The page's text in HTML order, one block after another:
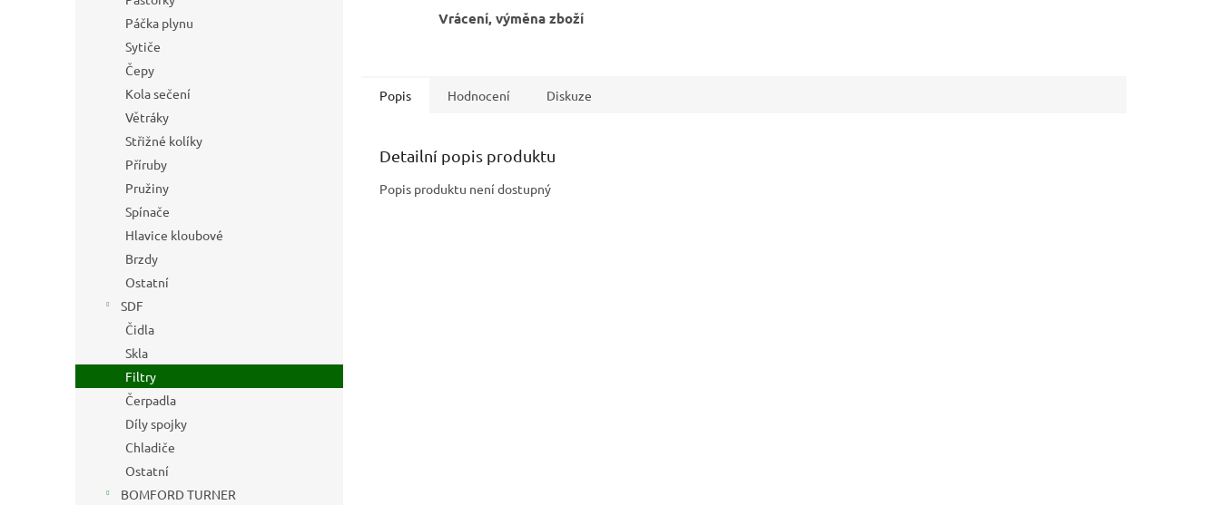
Páčka plynu
Sytiče
Čepy
Kola sečení
Větráky
Střižné kolíky
Příruby
Pružiny
Spínače
Hlavice kloubové
Brzdy
Ostatní
SDF
Čidla
Skla
Filtry
Čerpadla
Díly spojky
Chladiče
Ostatní
BOMFORD TURNER
Vrácení, výměna zboží
Popis Hodnocení Diskuze
Detailní popis produktu
Popis produktu není dostupný